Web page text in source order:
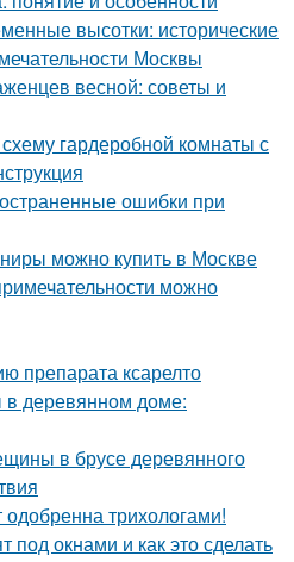
высотки: исторические
Москвы
весной: советы и
гардеробной комнаты с
ошибки при
можно купить в Москве
можно
препарата ксарелто
в деревянном доме:
в брусе деревянного
трихологами!
под окнами и как это сделать